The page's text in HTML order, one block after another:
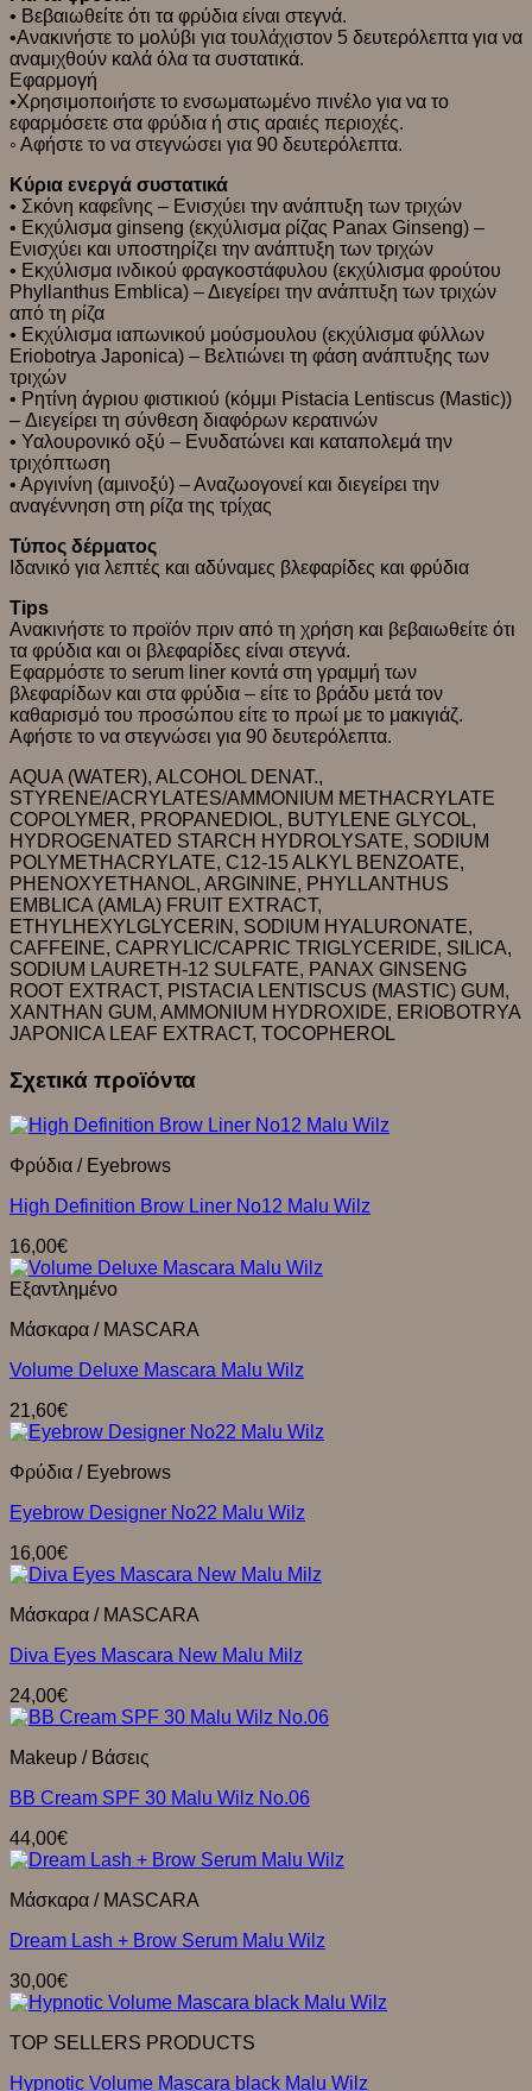
• Βεβαιωθείτε ότι τα φρύδια είναι στεγνά.
•Ανακινήστε το μολύβι για τουλάχιστον 5 δευτερόλεπτα για να
αναμιχθούν καλά όλα τα συστατικά.
Εφαρμογή
•Χρησιμοποιήστε το ενσωματωμένο πινέλο για να το
εφαρμόσετε στα φρύδια ή στις αραιές περιοχές.
◦ Αφήστε το να στεγνώσει για 90 δευτερόλεπτα.
Κύρια ενεργά συστατικά
• Σκόνη καφεΐνης – Ενισχύει την ανάπτυξη των τριχών
• Εκχύλισμα ginseng (εκχύλισμα ρίζας Panax Ginseng) –
Ενισχύει και υποστηρίζει την ανάπτυξη των τριχών
• Εκχύλισμα ινδικού φραγκοστάφυλου (εκχύλισμα φρούτου
Phyllanthus Emblica) – Διεγείρει την ανάπτυξη των τριχών
από τη ρίζα
• Εκχύλισμα ιαπωνικού μούσμουλου (εκχύλισμα φύλλων
Eriobotrya Japonica) – Βελτιώνει τη φάση ανάπτυξης των
τριχών
• Ρητίνη άγριου φιστικιού (κόμμι Pistacia Lentiscus (Mastic))
– Διεγείρει τη σύνθεση διαφόρων κερατινών
• Υαλουρονικό οξύ – Ενυδατώνει και καταπολεμά την
τριχόπτωση
• Αργινίνη (αμινοξύ) – Αναζωογονεί και διεγείρει την
αναγέννηση στη ρίζα της τρίχας
Τύπος δέρματος
Ιδανικό για λεπτές και αδύναμες βλεφαρίδες και φρύδια
Τips
Ανακινήστε το προϊόν πριν από τη χρήση και βεβαιωθείτε ότι
τα φρύδια και οι βλεφαρίδες είναι στεγνά.
Εφαρμόστε το serum liner κοντά στη γραμμή των
βλεφαρίδων και στα φρύδια – είτε το βράδυ μετά τον
καθαρισμό του προσώπου είτε το πρωί με το μακιγιάζ.
Αφήστε το να στεγνώσει για 90 δευτερόλεπτα.
AQUA (WATER), ALCOHOL DENAT.,
STYRENE/ACRYLATES/AMMONIUM METHACRYLATE
COPOLYMER, PROPANEDIOL, BUTYLENE GLYCOL,
HYDROGENATED STARCH HYDROLYSATE, SODIUM
POLYMETHACRYLATE, C12-15 ALKYL BENZOATE,
PHENOXYETHANOL, ARGININE, PHYLLANTHUS
EMBLICA (AMLA) FRUIT EXTRACT,
ETHYLHEXYLGLYCERIN, SODIUM HYALURONATE,
CAFFEINE, CAPRYLIC/CAPRIC TRIGLYCERIDE, SILICA,
SODIUM LAURETH-12 SULFATE, PANAX GINSENG
ROOT EXTRACT, PISTACIA LENTISCUS (MASTIC) GUM,
XANTHAN GUM, AMMONIUM HYDROXIDE, ERIOBOTRYA
JAPONICA LEAF EXTRACT, TOCOPHEROL
Σχετικά προϊόντα
Φρύδια / Eyebrows
High Definition Brow Liner No12 Malu Wilz
16,00€
Εξαντλημένο
Μάσκαρα / MASCARA
Volume Deluxe Mascara Malu Wilz
21,60€
Φρύδια / Eyebrows
Eyebrow Designer No22 Malu Wilz
16,00€
Μάσκαρα / MASCARA
Diva Eyes Mascara New Μalu Μilz
24,00€
Makeup / Βάσεις
BB Cream SPF 30 Malu Wilz No.06
44,00€
Μάσκαρα / MASCARA
Dream Lash + Brow Serum Malu Wilz
30,00€
TOP SELLERS PRODUCTS
Hypnotic Volume Mascara black Malu Wilz